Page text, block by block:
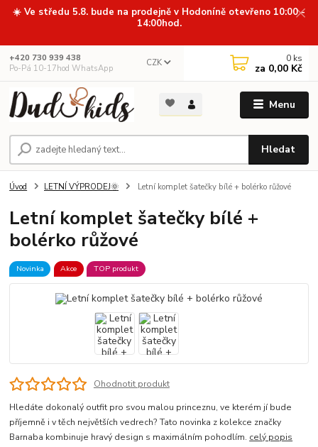
☀️ Ve středu 5.8. bude na prodejně v Hodoníně otevřeno 10:00 -
14:00hod.
Menu
CZK
Hledat
+420 730 939 438
Po-Pá 10-17hod WhatsApp
0 ks
za 0,00 Kč
Úvod LETNÍ VÝPRODEJ🌞 Letní komplet šatečky bílé + bolérko růžové
Letní komplet šatečky bílé +
bolérko růžové
Novinka Akce TOP produkt
Ohodnotit produkt
Hledáte dokonalý outfit pro svou malou princeznu, ve kterém jí bude
příjemně i v těch největších vedrech? Tato novinka z kolekce značky
Barnaba kombinuje hravý design s maximálním pohodlím. celý popis